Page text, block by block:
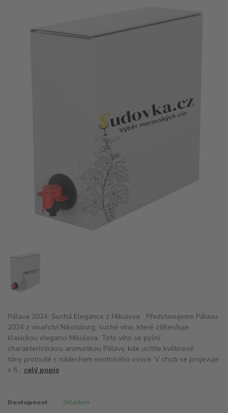
Pálava 2024: Suchá Elegance z Mikulova Představujeme Pálavu
2024 z vinařství Nikolsburg, suché víno, které ztělesňuje
klasickou eleganci Mikulova. Toto víno se pyšní
charakteristickou aromatikou Pálavy, kde ucítíte květinové
tóny prolnuté s nádechem exotického ovoce. V chuti se projevuje
s fi... celý popis
Dostupnost Skladem